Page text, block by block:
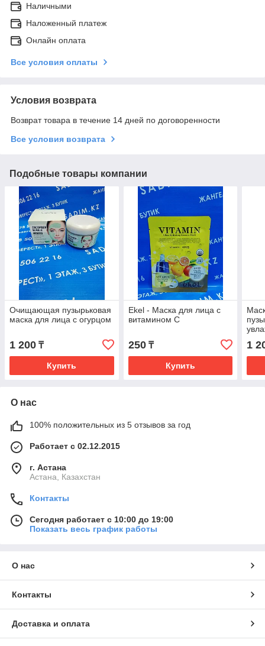
Наличными
Наложенный платеж
Онлайн оплата
Все условия оплаты
Условия возврата
Возврат товара в течение 14 дней по договоренности
Все условия возврата
Подобные товары компании
Очищающая пузырьковая
маска для лица с огурцом
1 200 ₸
Купить
Ekel - Маска для лица с
витамином С
250₸
Купить
1
О нас
100% положительных из 5 отзывов за год
Работает с 02.12.2015
г. Астана
Астана, Казахстан
Контакты
Сегодня работает с 10:00 до 19:00
Показать весь график работы
О нас
Контакты
Доставка и оплата